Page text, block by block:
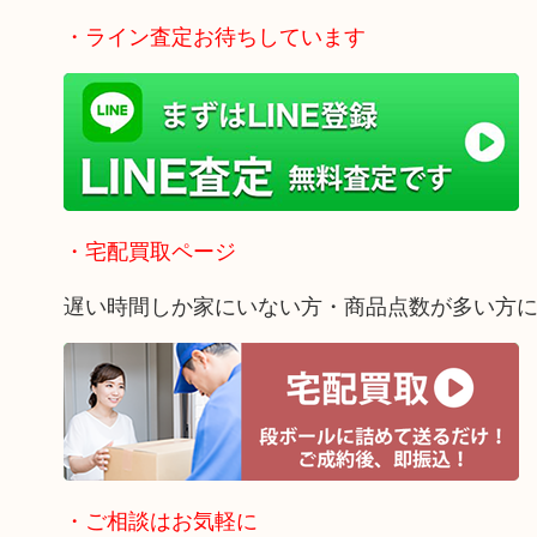
・ライン査定お待ちしています
・宅配買取ページ
遅い時間しか家にいない方・商品点数が多い方
・ご相談はお気軽に